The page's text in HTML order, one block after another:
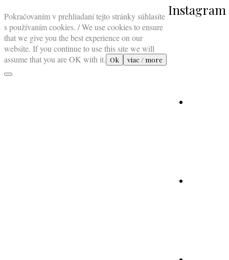
Instagram
top
Pokračovaním v prehliadaní tejto stránky súhlasíte
s používaním cookies. / We use cookies to ensure
that we give you the best experience on our
website. If you continue to use this site we will
assume that you are OK with it. Ok viac / more